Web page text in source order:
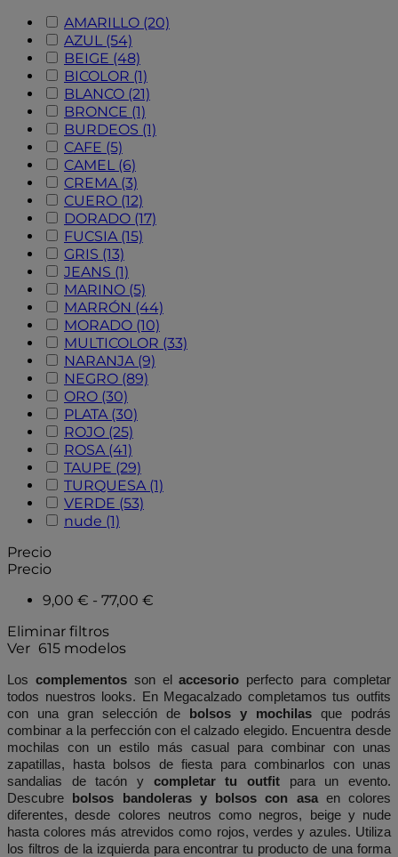
AMARILLO (20)
AZUL (54)
BEIGE (48)
BICOLOR (1)
BLANCO (21)
BRONCE (1)
BURDEOS (1)
CAFE (5)
CAMEL (6)
CREMA (3)
CUERO (12)
DORADO (17)
FUCSIA (15)
GRIS (13)
JEANS (1)
MARINO (5)
MARRÓN (44)
MORADO (10)
MULTICOLOR (33)
NARANJA (9)
NEGRO (89)
ORO (30)
PLATA (30)
ROJO (25)
ROSA (41)
TAUPE (29)
TURQUESA (1)
VERDE (53)
nude (1)
Precio
Precio
9,00 € - 77,00 €
Eliminar filtros
Ver 615 modelos
Los complementos son el accesorio perfecto para completar
todos nuestros looks. En Megacalzado completamos tus outfits
con una gran selección de
bolsos y mochilas que podrás
combinar a la perfección con el calzado elegido. Encuentra desde
mochilas con un estilo más casual para combinar con unas
zapatillas, hasta bolsos de fiesta para combinarlos con unas
sandalias de tacón y completar tu outfit para un evento.
Descubre
bolsos bandoleras y bolsos con asa en colores
diferentes, desde colores neutros como negros, beige y nude
hasta colores más atrevidos como rojos, verdes y azules. Utiliza
los filtros de la izquierda para encontrar tu producto de una forma